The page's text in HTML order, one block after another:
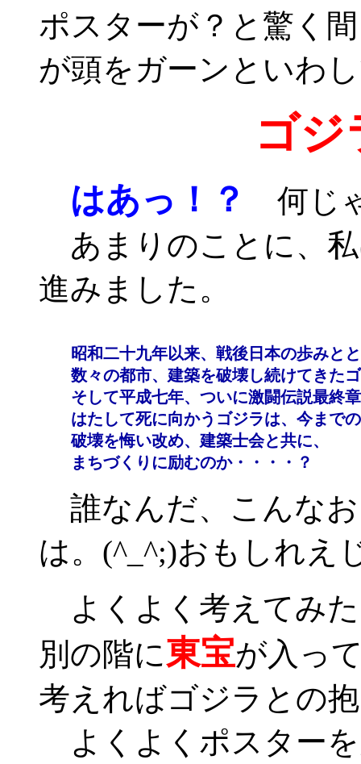
ポスターが？と驚く
が頭をガーンといわ
ゴジ
はあっ！？
何じ
あまりのことに、
進みました。
昭和二十九年以来、戦後日本の歩みと
数々の都市、建築を破壊し続けてきた
そして平成七年、ついに激闘伝説最終
はたして死に向かうゴジラは、今までの
破壊を悔い改め、建築士会と共に、
誰なんだ、こんな
は。(^_^;)おもしれえ
よくよく考えてみ
別の階に東宝が入っ
考えればゴジラとの
よくよくポスター